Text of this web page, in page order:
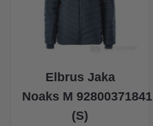
Elbrus Jaka
Noaks M 92800371841
(S)